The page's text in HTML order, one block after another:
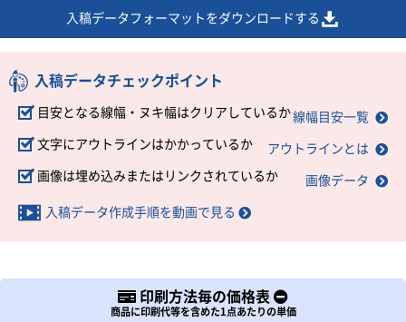
入稿データフォーマットをダウンロードする
入稿データチェックポイント
目安となる線幅・ヌキ幅はクリアしているか線幅目安一覧
文字にアウトラインはかかっているか アウトラインとは
画像は埋め込みまたはリンクされているか 画像データ
入稿データ作成手順を動画で見る
印刷方法毎の価格表
商品に印刷代等を含めた1点あたりの単価